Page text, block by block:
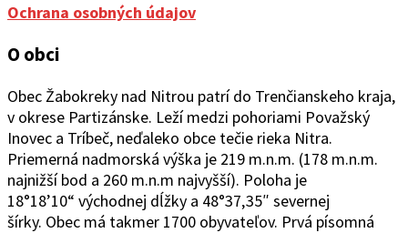
Ochrana osobných údajov
O obci
Obec Žabokreky nad Nitrou patrí do Trenčianskeho kraja,
v okrese Partizánske. Leží medzi pohoriami Považský
Inovec a Tríbeč, neďaleko obce tečie rieka Nitra.
Priemerná nadmorská výška je 219 m.n.m. (178 m.n.m.
najnižší bod a 260 m.n.m najvyšší). Poloha je
18°18’10“ východnej dĺžky a 48°37‚35″ severnej
šírky. Obec má takmer 1700 obyvateľov. Prvá písomná